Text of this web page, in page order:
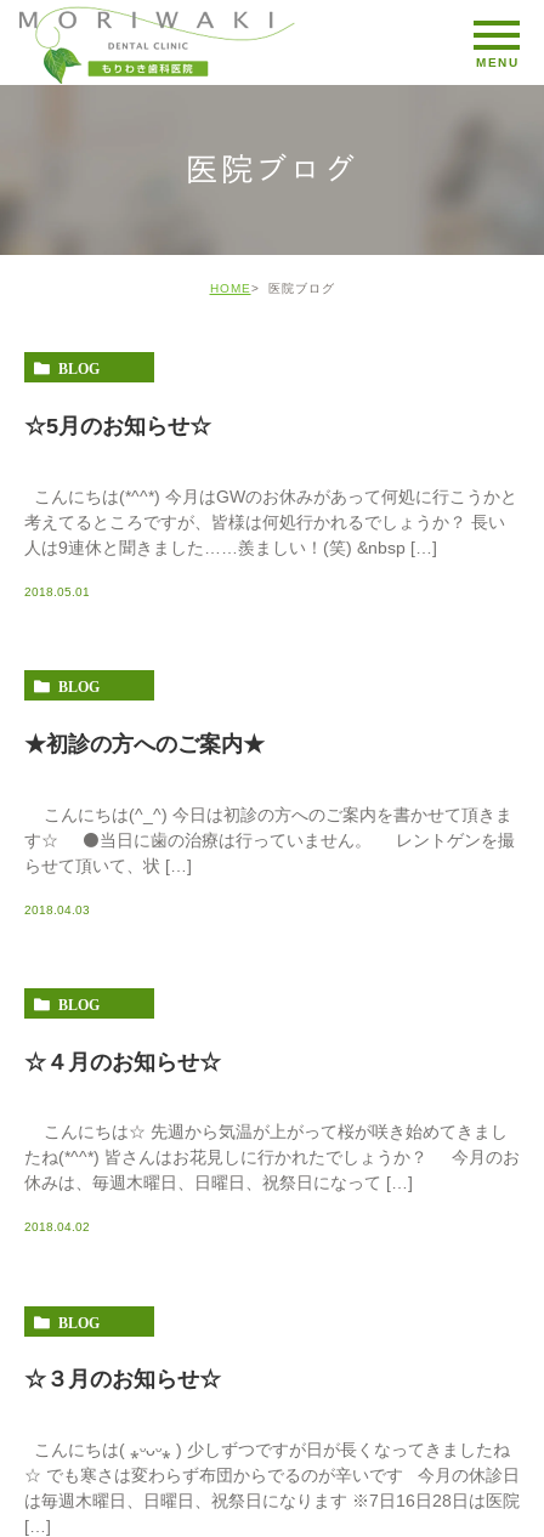
医院ブログ
HOME 医院ブログ
BLOG
☆5月のお知らせ☆
こんにちは(*^^*) 今月はGWのお休みがあって何処に行こうかと
考えてるところですが、皆様は何処行かれるでしょうか？ 長い
人は9連休と聞きました……羨ましい！(笑) &nbsp […]
2018.05.01
BLOG
★初診の方へのご案内★
こんにちは(^_^) 今日は初診の方へのご案内を書かせて頂きま
す☆ ⚫️当日に歯の治療は行っていません。 レントゲンを撮
らせて頂いて、状 […]
2018.04.03
BLOG
☆４月のお知らせ☆
こんにちは☆ 先週から気温が上がって桜が咲き始めてきまし
たね(*^^*) 皆さんはお花見しに行かれたでしょうか？ 今月のお
休みは、毎週木曜日、日曜日、祝祭日になって […]
2018.04.02
BLOG
☆３月のお知らせ☆
こんにちは( ⁎ᵕᴗᵕ⁎ ) 少しずつですが日が長くなってきましたね
☆ でも寒さは変わらず布団からでるのが辛いです 今月の休診日
は毎週木曜日、日曜日、祝祭日になります ※7日16日28日は医院
[…]